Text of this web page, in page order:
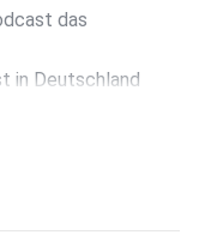
das
in Deutschland
Teilnehmerin